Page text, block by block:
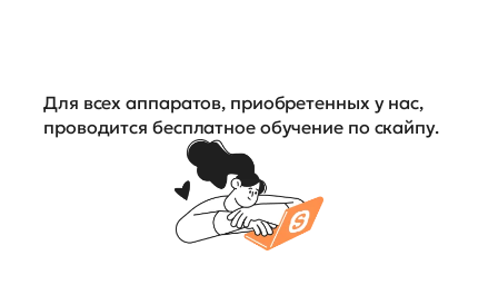
Для всех аппаратов, приобретенных у нас,
проводится бесплатное обучение по скайпу.